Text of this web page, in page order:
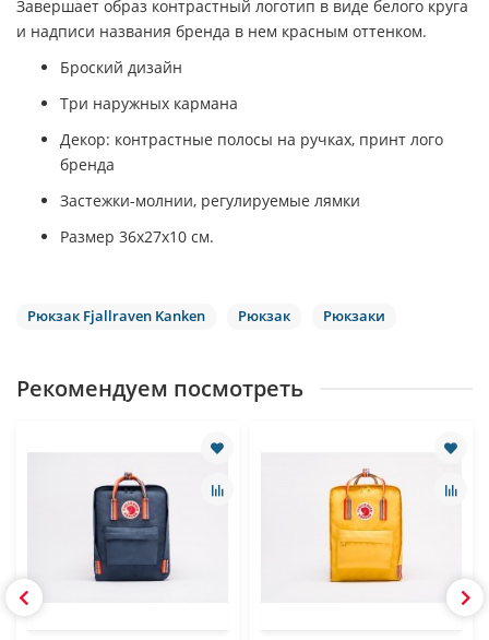
Завершает образ контрастный логотип в виде белого круга
и надписи названия бренда в нем красным оттенком.
Броский дизайн
Три наружных кармана
Декор: контрастные полосы на ручках, принт лого
бренда
Застежки-молнии, регулируемые лямки
Размер 36х27х10 см.
Рюкзак Fjallraven Kanken Рюкзак Рюкзаки
Рекомендуем посмотреть